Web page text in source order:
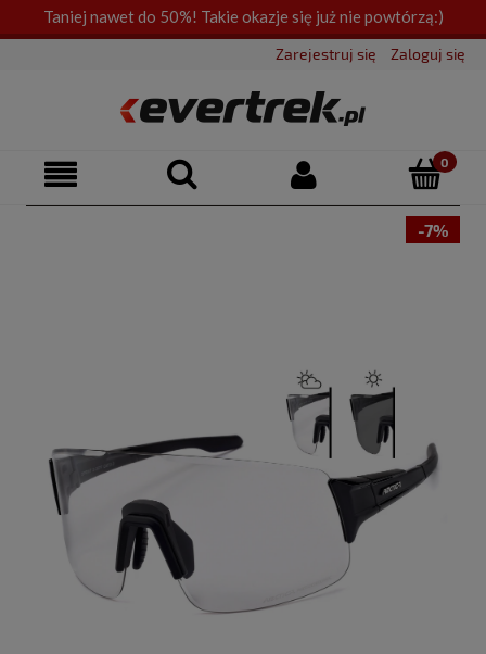
Taniej nawet do 50%! Takie okazje się już nie powtórzą:)
Zarejestruj się Zaloguj się
-7%